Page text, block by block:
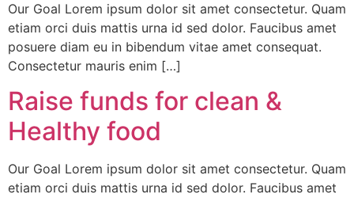
Our Goal Lorem ipsum dolor sit amet consectetur. Quam
etiam orci duis mattis urna id sed dolor. Faucibus amet
posuere diam eu in bibendum vitae amet consequat.
Consectetur mauris enim […]
Raise funds for clean &
Healthy food
Our Goal Lorem ipsum dolor sit amet consectetur. Quam
etiam orci duis mattis urna id sed dolor. Faucibus amet